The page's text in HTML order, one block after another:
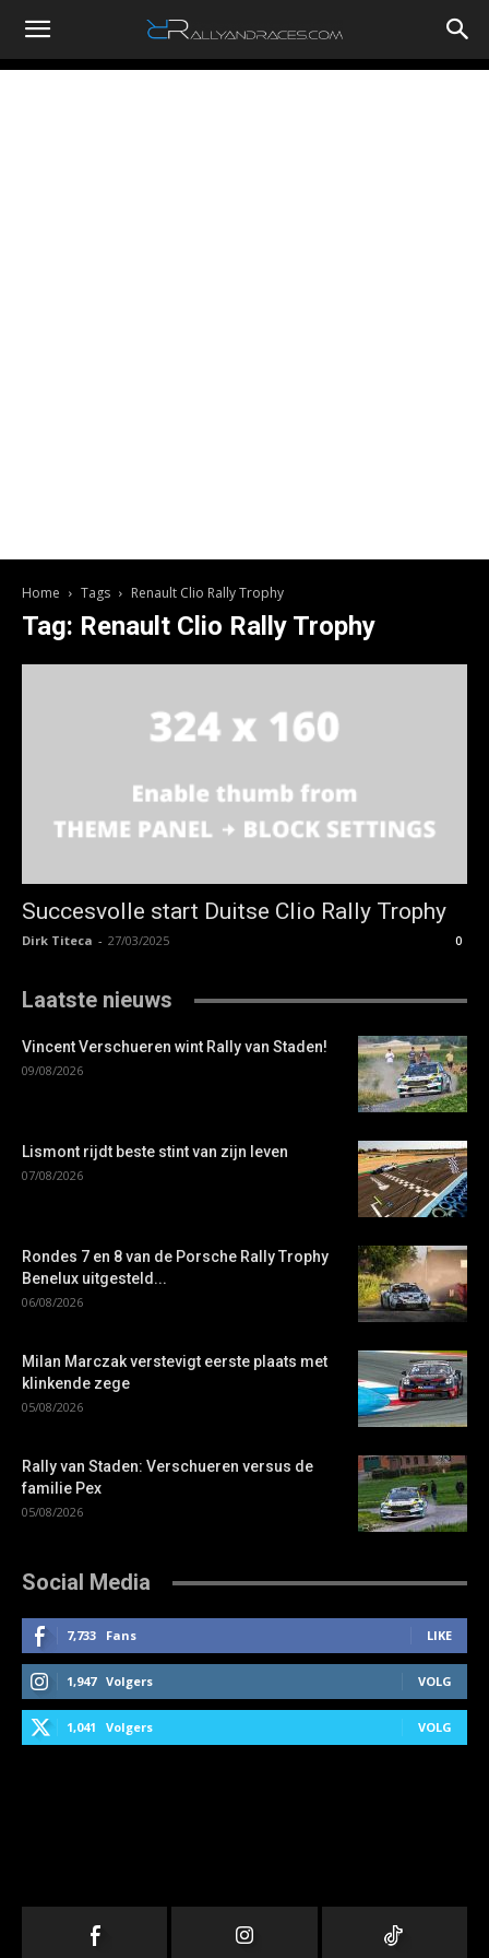
RallyandRaces.com
Home Tags Renault Clio Rally Trophy
Tag: Renault Clio Rally Trophy
Succesvolle start Duitse Clio Rally Trophy
Dirk Titeca - 27/03/2025 0
Laatste nieuws
Vincent Verschueren wint Rally van Staden!
09/08/2026
Lismont rijdt beste stint van zijn leven
07/08/2026
Rondes 7 en 8 van de Porsche Rally Trophy
Benelux uitgesteld...
06/08/2026
Milan Marczak verstevigt eerste plaats met
klinkende zege
05/08/2026
Rally van Staden: Verschueren versus de
familie Pex
05/08/2026
Social Media
7,733 Fans LIKE
1,947 Volgers VOLG
1,041 Volgers VOLG